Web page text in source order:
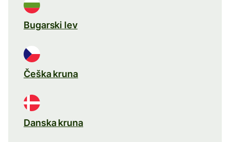
Bugarski lev
Češka kruna
Danska kruna